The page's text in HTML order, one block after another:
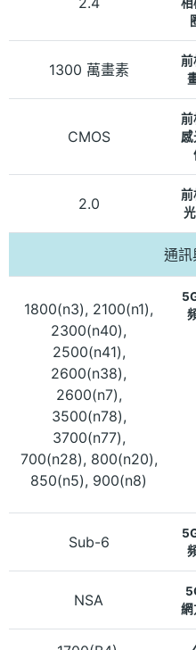
1300 萬畫素
前
CMOS
前
2.0
前
通訊
1800(n3), 2100(n1),
2300(n40),
2500(n41),
2600(n38),
2600(n7),
3500(n78),
3700(n77),
700(n28), 800(n20),
850(n5), 900(n8)
Sub-6
NSA
網